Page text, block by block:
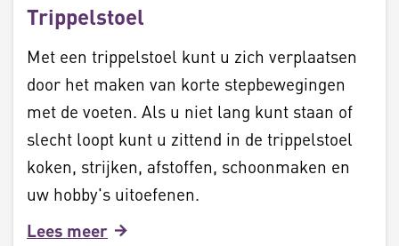
Trippelstoel
Met een trippelstoel kunt u zich verplaatsen
door het maken van korte stepbewegingen
met de voeten. Als u niet lang kunt staan of
slecht loopt kunt u zittend in de trippelstoel
koken, strijken, afstoffen, schoonmaken en
uw hobby's uitoefenen.
Lees meer